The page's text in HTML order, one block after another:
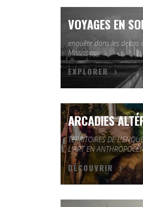
VOYAGES EN
enquête dans les deltas
Mississippi
EXPLORER
ARCADIES
TERRITOIRES DE
L'ART EN
DÉCOUVRIR